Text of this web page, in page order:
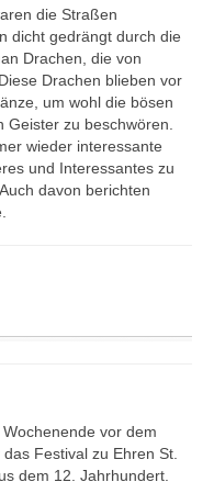
die Straßen
dicht gedrängt durch die
Drachen, die von
Drachen blieben vor
um wohl die bösen
Geister zu beschwören.
wieder interessante
und Interessantes zu
davon berichten
vor dem
Festival zu Ehren St.
dem 12. Jahrhundert.